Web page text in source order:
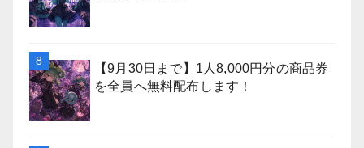
【9月30日まで】1人8,000円分の商品券
を全員へ無料配布します！